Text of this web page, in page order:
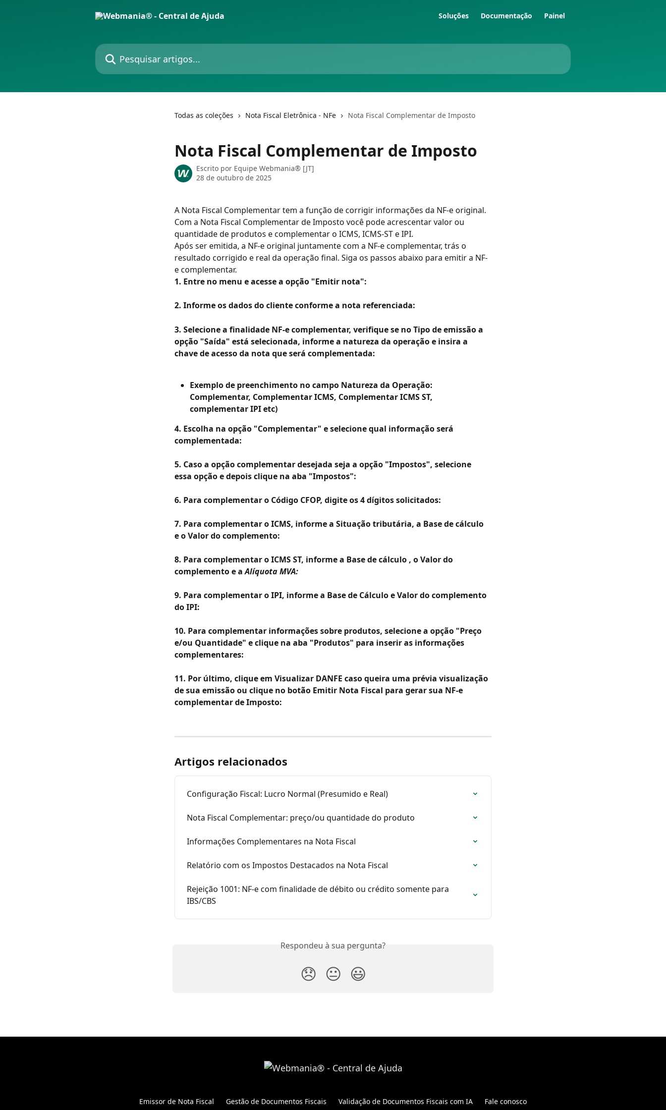
Soluções Documentação Painel
Pesquisar artigos...
Todas as coleções Nota Fiscal Eletrônica - NFe Nota Fiscal Complementar de Imposto
Nota Fiscal Complementar de Imposto
Escrito por Equipe Webmania® [JT]
28 de outubro de 2025
A Nota Fiscal Complementar tem a função de corrigir informações da NF-e original.
Com a Nota Fiscal Complementar de Imposto você pode acrescentar valor ou
quantidade de produtos e complementar o ICMS, ICMS-ST e IPI.
Após ser emitida, a NF-e original juntamente com a NF-e complementar, trás o
resultado corrigido e real da operação final. Siga os passos abaixo para emitir a NF-
e complementar.
1. Entre no menu e acesse a opção "Emitir nota":
2. Informe os dados do cliente conforme a nota referenciada:
3. Selecione a finalidade NF-e complementar, verifique se no Tipo de emissão a
opção "Saída" está selecionada, informe a natureza da operação e insira a
chave de acesso da nota que será complementada:
Exemplo de preenchimento no campo Natureza da Operação:
Complementar, Complementar ICMS, Complementar ICMS ST,
complementar IPI etc)
4. Escolha na opção "Complementar" e selecione qual informação será
complementada:
5. Caso a opção complementar desejada seja a opção "Impostos", selecione
essa opção e depois clique na aba "Impostos":
6. Para complementar o Código CFOP, digite os 4 dígitos solicitados:
7. Para complementar o ICMS, informe a Situação tributária, a Base de cálculo
e o Valor do complemento:
8. Para complementar o ICMS ST, informe a Base de cálculo , o Valor do
complemento e a Alíquota MVA:
9. Para complementar o IPI, informe a Base de Cálculo e Valor do complemento
do IPI:
10. Para complementar informações sobre produtos, selecione a opção "Preço
e/ou Quantidade" e clique na aba "Produtos" para inserir as informações
complementares:
11. Por último, clique em Visualizar DANFE caso queira uma prévia visualização
de sua emissão ou clique no botão Emitir Nota Fiscal para gerar sua NF-e
complementar de Imposto:
Artigos relacionados
Configuração Fiscal: Lucro Normal (Presumido e Real)
Nota Fiscal Complementar: preço/ou quantidade do produto
Informações Complementares na Nota Fiscal
Relatório com os Impostos Destacados na Nota Fiscal
Rejeição 1001: NF-e com finalidade de débito ou crédito somente para
IBS/CBS
Respondeu à sua pergunta?
😞 😐 😃
Emissor de Nota Fiscal Gestão de Documentos Fiscais Validação de Documentos Fiscais com IA Fale conosco